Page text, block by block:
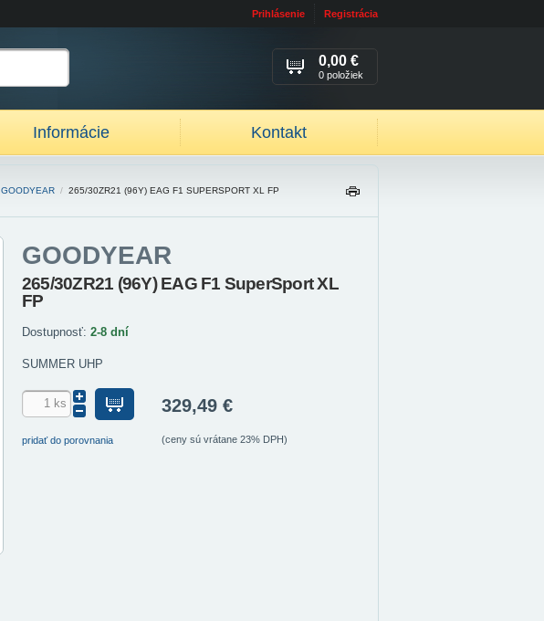
Prihlásenie Registrácia
Informácie Kontakt
0,00 €
0 položiek
GOODYEAR / 265/30ZR21 (96Y) EAG F1 SUPERSPORT XL FP
IŤ
GOODYEAR
265/30ZR21 (96Y) EAG F1 SuperSport XL
FP
Dostupnosť: 2-8 dní
SUMMER UHP
pridať do porovnania
329,49 €
(ceny sú vrátane 23% DPH)